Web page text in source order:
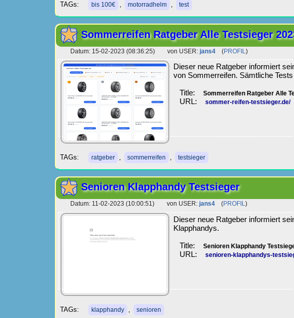
TAGs: bis 100€ , motorradhelm , test
Sommerreifen Ratgeber Alle Testsieger
Datum: 15-02-2023 (08:36:25) von USER: jans4 (PROFIL )
Dieser neue Ratgeber informiert
von Sommerreifen. Sämtliche
Title:Sommerreifen Ratgeber Alle
URL:sommer-reifen-testsieger.de/
TAGs: ratgeber sommerreifen testsieger
Senioren Klapphandy Testsieger
Datum: 11-02-2023 (10:00:51) von USER: jans4 (PROFIL)
Dieser neue Ratgeber informiert
Klapphandys.
Title:Senioren Klapphandy
URL:senioren-klapphandys-
TAGs: klapphandy , senioren